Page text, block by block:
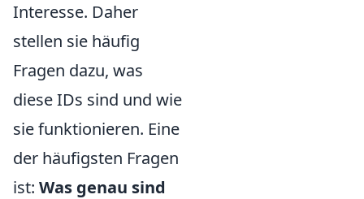
Interesse. Daher
stellen sie häufig
Fragen dazu, was
diese IDs sind und wie
sie funktionieren. Eine
der häufigsten Fragen
ist: Was genau sind